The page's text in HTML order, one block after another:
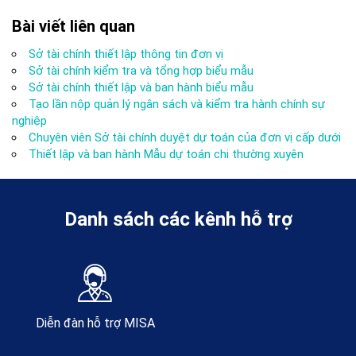
Bài viết liên quan
Sở tài chính thiết lập thông tin đơn vị
Sở tài chính kiểm tra và tổng hợp biểu mẫu
Sở tài chính thiết lập và ban hành biểu mẫu
Tạo lần nộp quản lý ngân sách và kiểm tra hành chính sự
nghiệp
Chuyên viên Sở tài chính duyệt dự toán của đơn vị cấp dưới
Thiết lập và ban hành Mẫu dự toán chi thường xuyên
Danh sách các kênh hỗ trợ
Diễn đàn hỗ trợ MISA